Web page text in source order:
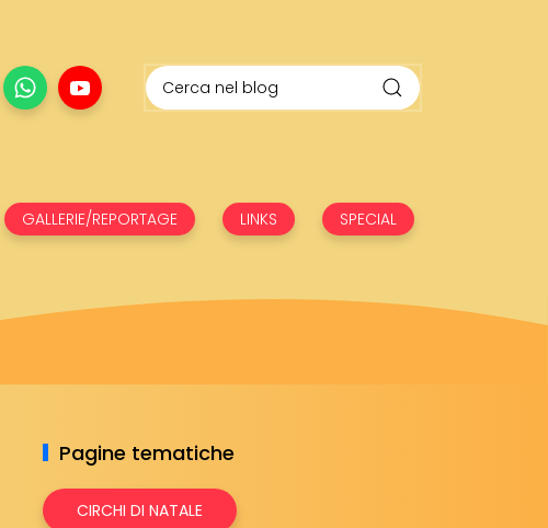
GALLERIE/REPORTAGE LINKS SPECIAL
Pagine tematiche
CIRCHI DI NATALE